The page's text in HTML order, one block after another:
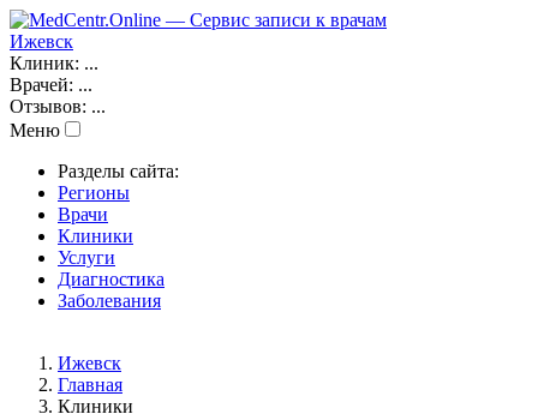
Ижевск
Клиник: ...
Врачей: ...
Отзывов: ...
Меню
Разделы сайта:
Регионы
Врачи
Клиники
Услуги
Диагностика
Заболевания
Ижевск
Главная
Клиники